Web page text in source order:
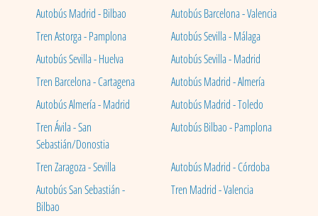
Autobús Madrid - Bilbao
Autobús Barcelona - Valencia
Tren Astorga - Pamplona
Autobús Sevilla - Málaga
Autobús Sevilla - Huelva
Autobús Sevilla - Madrid
Tren Barcelona - Cartagena
Autobús Madrid - Almería
Autobús Almería - Madrid
Autobús Madrid - Toledo
Tren Ávila - San
Sebastián/Donostia
Autobús Bilbao - Pamplona
Tren Zaragoza - Sevilla
Autobús Madrid - Córdoba
Autobús San Sebastián -
Bilbao
Tren Madrid - Valencia